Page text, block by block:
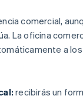
comercial,
La oficina
a
recibirás un